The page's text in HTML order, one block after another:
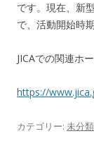
です。現在、新
で、活動開始時
JICAでの関連ホ
https://
カテゴリー: 未分類